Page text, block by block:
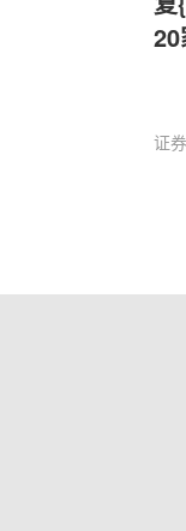
20
证